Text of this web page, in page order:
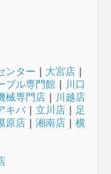
ンター ｜ 大宮店｜
ブル専門館｜ 川口
械専門店｜ 川越店
キバ｜ 立川店｜ 足
原店｜ 湘南店｜ 横